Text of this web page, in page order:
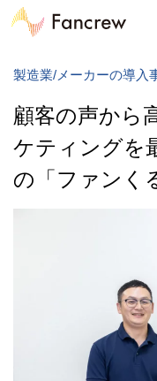
製造業/メーカーの導入
顧客の声から
ケティングを
の「ファンく